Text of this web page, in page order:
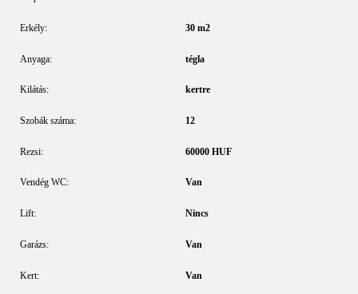
Erkély: 30 m2
Anyaga: tégla
Kilátás: kertre
Szobák száma: 12
Rezsi: 60000 HUF
Vendég WC: Van
Lift: Nincs
Garázs: Van
Kert: Van